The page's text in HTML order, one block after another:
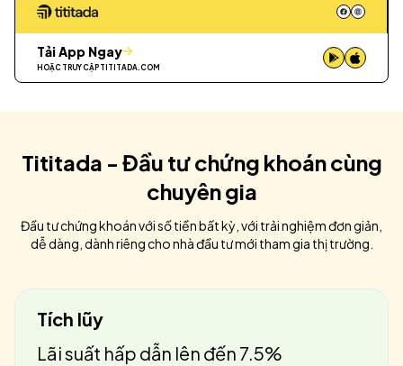
Tải App Ngay
HOẶC TRUY CẬP TITITADA.COM
Tititada - Đầu tư chứng khoán cùng
chuyên gia
Đầu tư chứng khoán với số tiền bất kỳ, với trải nghiệm đơn giản,
dễ dàng, dành riêng cho nhà đầu tư mới tham gia thị trường.
Tích lũy
Lãi suất hấp dẫn lên đến 7.5%